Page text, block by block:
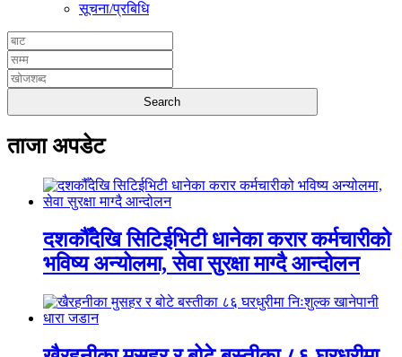
सूचना/प्रबिधि
ताजा अपडेट
दशकौँदेखि सिटिईभिटी धानेका करार कर्मचारीको
भविष्य अन्योलमा, सेवा सुरक्षा माग्दै आन्दोलन